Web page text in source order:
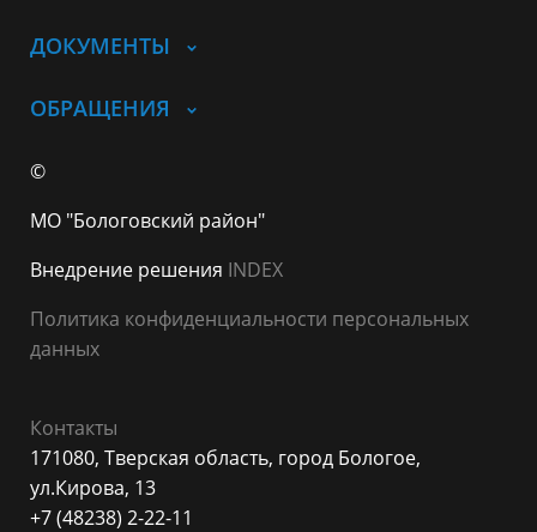
ДОКУМЕНТЫ
ОБРАЩЕНИЯ
©
МО "Бологовский район"
Внедрение решения INDEX
Политика конфиденциальности персональных
данных
Контакты
171080, Тверская область, город Бологое,
ул.Кирова, 13
+7 (48238) 2-22-11